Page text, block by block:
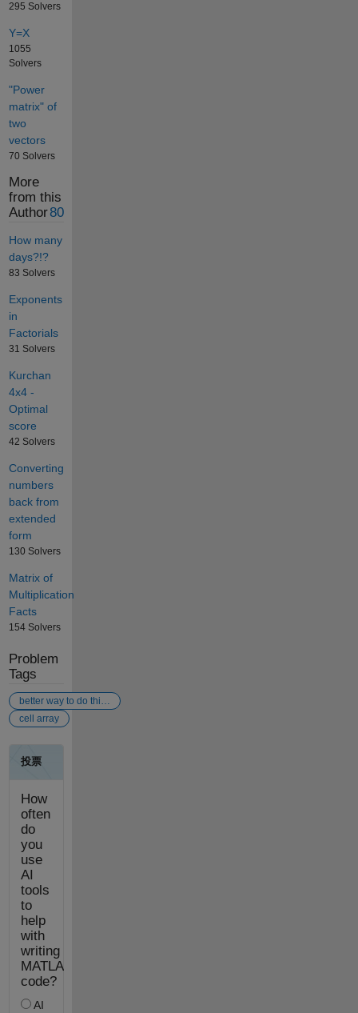
295 Solvers
Y=X
1055
Solvers
"Power
matrix" of
two
vectors
70 Solvers
More
from this
Author80
How many
days?!?
83 Solvers
Exponents
in
Factorials
31 Solvers
Kurchan
4x4 -
Optimal
score
42 Solvers
Converting
numbers
back from
extended
form
130 Solvers
Matrix of
Multiplication
Facts
154 Solvers
Problem
Tags
better way to do this?
cell array